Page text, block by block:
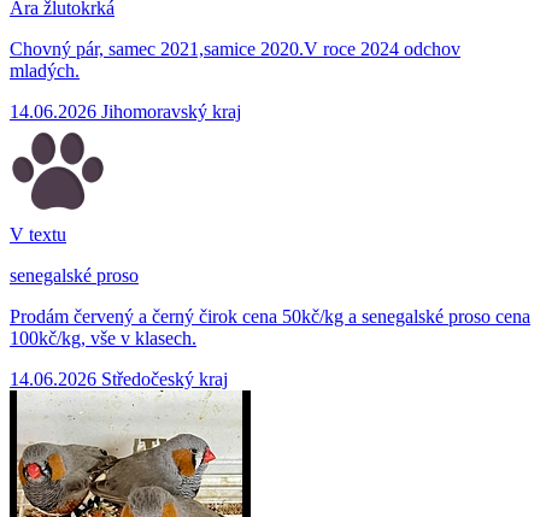
Ara žlutokrká
Chovný pár, samec 2021,samice 2020.V roce 2024 odchov
mladých.
14.06.2026 Jihomoravský kraj
V textu
senegalské proso
Prodám červený a černý čirok cena 50kč/kg a senegalské proso cena
100kč/kg, vše v klasech.
14.06.2026 Středočeský kraj